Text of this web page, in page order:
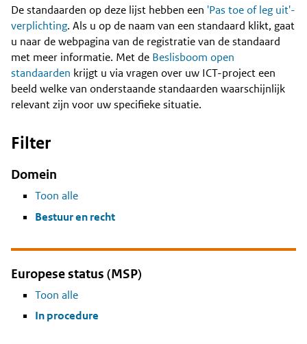
Content
De standaarden op deze lijst hebben een 'Pas toe of leg uit'-
verplichting. Als u op de naam van een standaard klikt, gaat
u naar de webpagina van de registratie van de standaard
met meer informatie. Met de Beslisboom open
standaarden krijgt u via vragen over uw ICT-project een
beeld welke van onderstaande standaarden waarschijnlijk
relevant zijn voor uw specifieke situatie.
Filter
Domein
Toon alle
Bestuur en recht
Europese status (MSP)
Toon alle
In procedure